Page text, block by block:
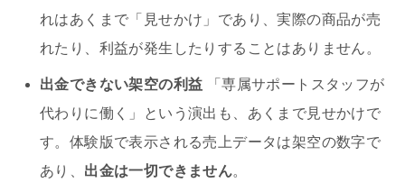
れはあくまで「見せかけ」であり、実際の商品が売
れたり、利益が発生したりすることはありません。
出金できない架空の利益 「専属サポートスタッフが
代わりに働く」という演出も、あくまで見せかけで
す。体験版で表示される売上データは架空の数字で
あり、 出金は一切できません。